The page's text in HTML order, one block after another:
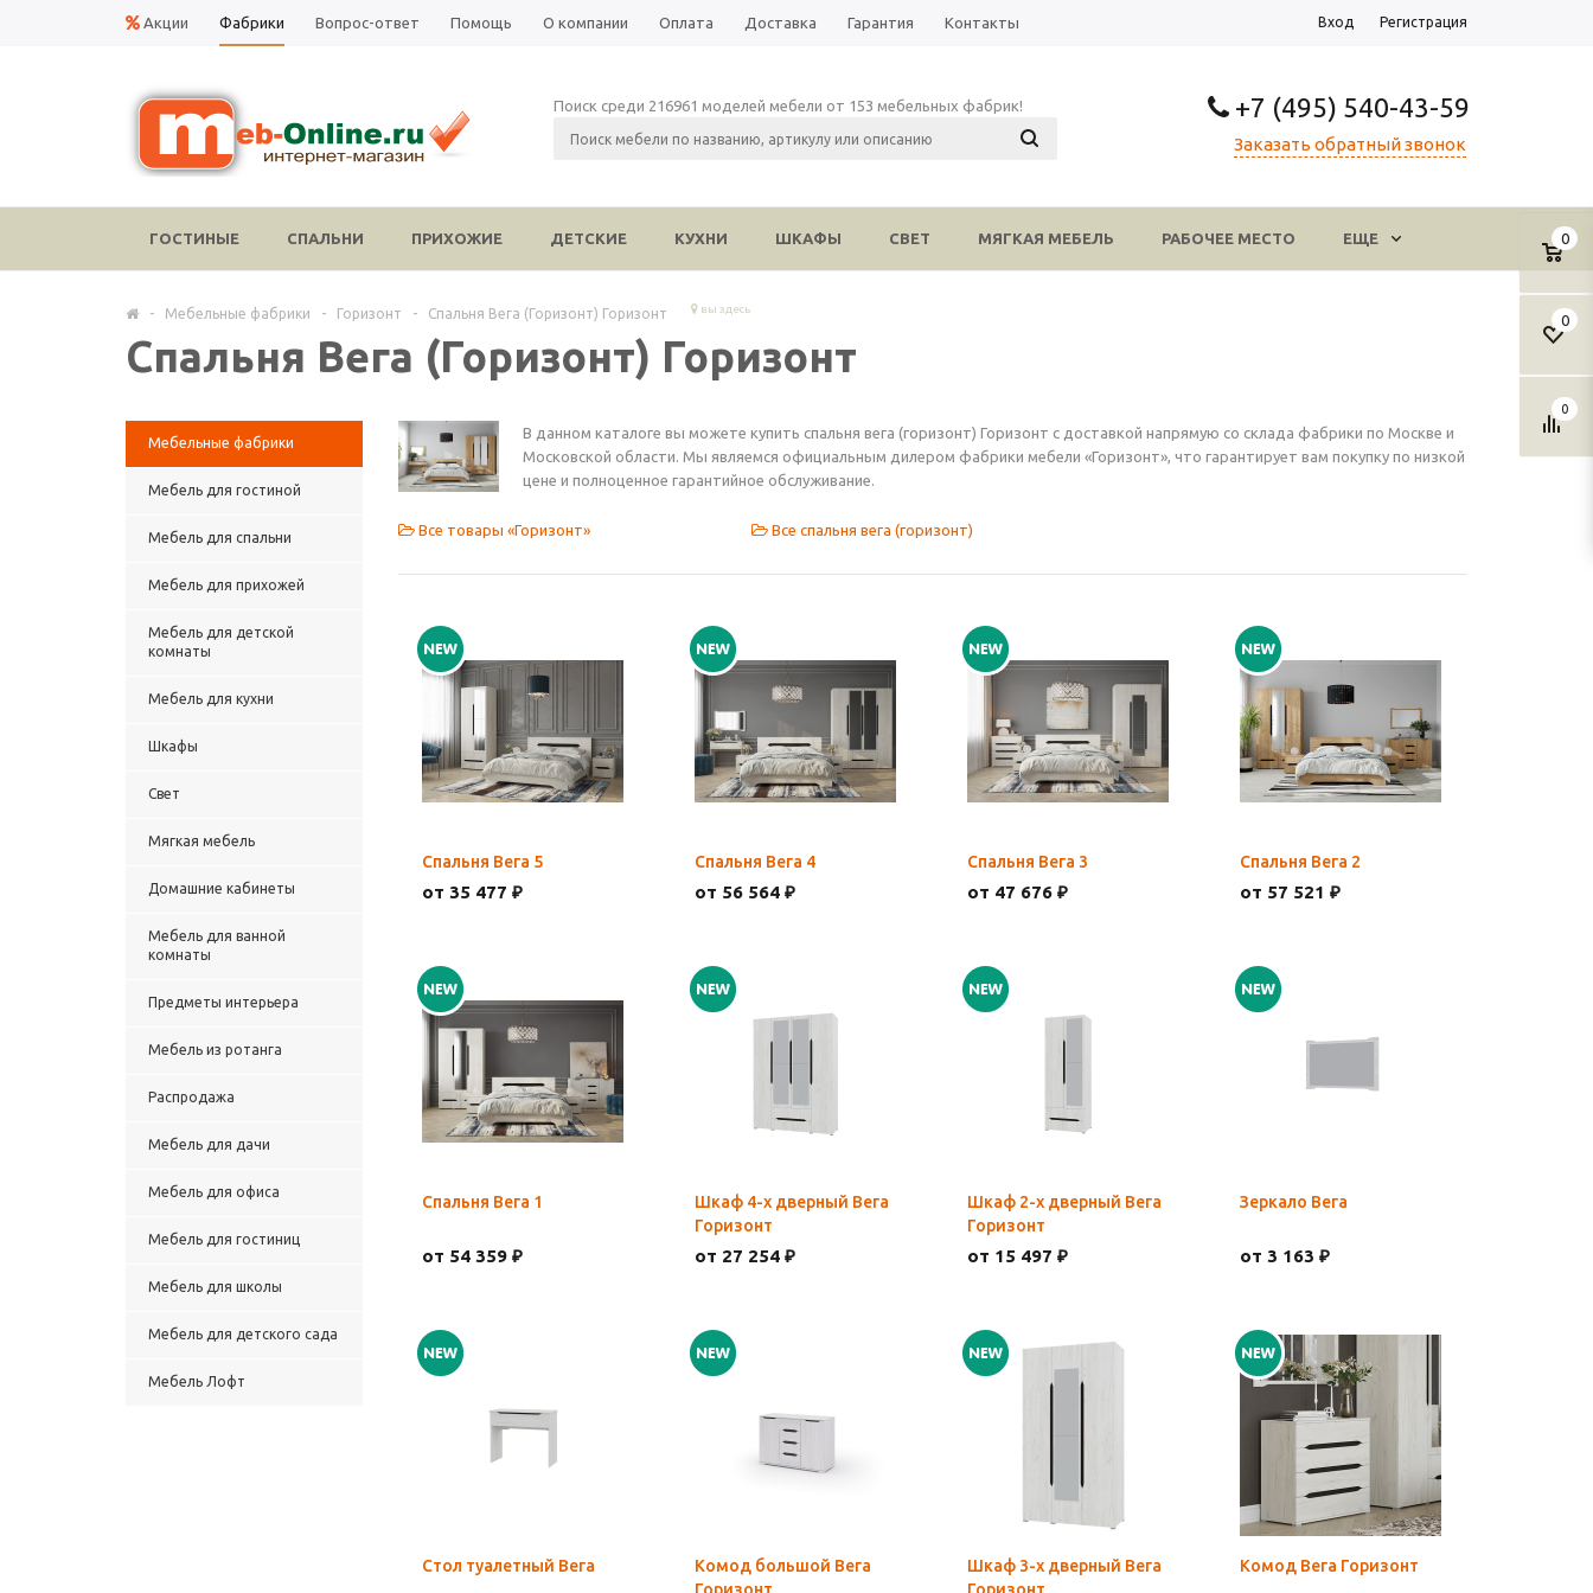
Акции Фабрики Вопрос-ответ Помощь О компании Оплата Доставка Гарантия Контакты Вход Регистрация
+7 (495) 540-43-59
Заказать обратный звонок
Поиск среди 216961 моделей мебели от 153 мебельных фабрик!
0
0
0
ГОСТИНЫЕ СПАЛЬНИ ПРИХОЖИЕ ДЕТСКИЕ КУХНИ ШКАФЫ СВЕТ МЯГКАЯ МЕБЕЛЬ РАБОЧЕЕ МЕСТО ЕЩЕ
- Мебельные фабрики - Горизонт - Спальня Вега (Горизонт) Горизонт вы здесь
Спальня Вега (Горизонт) Горизонт
Мебельные фабрики
Мебель для гостиной
Мебель для спальни
Мебель для прихожей
Мебель для детской
комнаты
Мебель для кухни
Шкафы
Свет
Мягкая мебель
Домашние кабинеты
Мебель для ванной
комнаты
Предметы интерьера
Мебель из ротанга
Распродажа
Мебель для дачи
Мебель для офиса
Мебель для гостиниц
Мебель для школы
Мебель для детского сада
Мебель Лофт
В данном каталоге вы можете купить спальня вега (горизонт) Горизонт с доставкой напрямую со склада фабрики по Москве и
Московской области. Мы являемся официальным дилером фабрики мебели «Горизонт», что гарантирует вам покупку по низкой
цене и полноценное гарантийное обслуживание.
Все товары «Горизонт» Все спальня вега (горизонт)
Спальня Вега 5
от 35 477 ₽
Спальня Вега 4
от 56 564 ₽
Спальня Вега 3
от 47 676 ₽
Спальня Вега 2
от 57 521 ₽
Спальня Вега 1
от 54 359 ₽
Шкаф 4-х дверный Вега
Горизонт
от 27 254 ₽
Шкаф 2-х дверный Вега
Горизонт
от 15 497 ₽
Зеркало Вега
от 3 163 ₽
Стол туалетный Вега
Комод большой Вега
Шкаф 3-х дверный Вега
Комод Вега Горизонт